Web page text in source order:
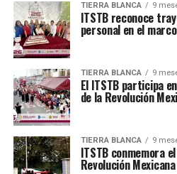
TIERRA BLANCA 9
ITSTB reconoce
personal en el
TIERRA BLANCA 9
El ITSTB participa
de la Revolución
TIERRA BLANCA 9
ITSTB conmemora
Revolución